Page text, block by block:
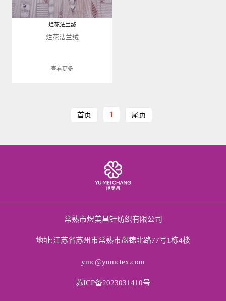
烂花法兰绒
烂花法兰绒
查看更多
首页 1 尾页
常熟市煜美昌针纺织有限公司
地址:江苏省苏州市常熟市盘锦北路77号1栋4楼
ymc@yumctex.com
苏ICP备2023031410号